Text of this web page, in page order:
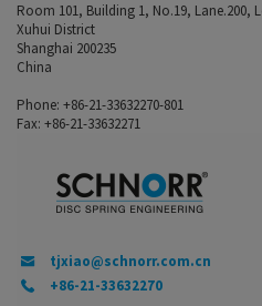
Room 101, Building 1, No.19, Lane.200,
Xuhui District
Shanghai 200235
China
Phone: +86-21-33632270-801
Fax: +86-21-33632271
tjxiao@schnorr.com.cn
+86-21-33632270